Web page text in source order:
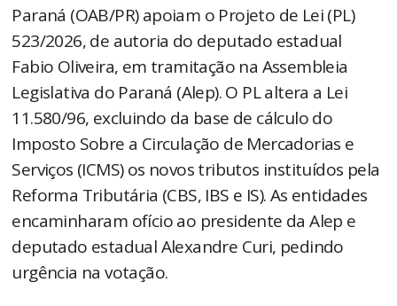
Paraná (OAB/PR) apoiam o Projeto de Lei (PL)
523/2026, de autoria do deputado estadual
Fabio Oliveira, em tramitação na Assembleia
Legislativa do Paraná (Alep). O PL altera a Lei
11.580/96, excluindo da base de cálculo do
Imposto Sobre a Circulação de Mercadorias e
Serviços (ICMS) os novos tributos instituídos pela
Reforma Tributária (CBS, IBS e IS). As entidades
encaminharam ofício ao presidente da Alep e
deputado estadual Alexandre Curi, pedindo
urgência na votação.